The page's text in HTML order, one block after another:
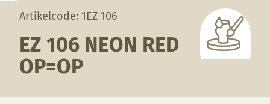
Artikelcode: 1EZ 106
EZ 106 NEON RED
OP=OP